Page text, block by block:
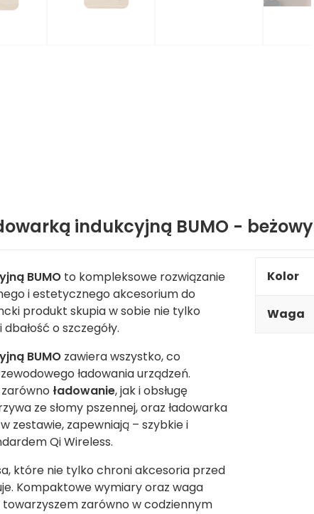
indukcyjną BUMO - beżowy
BUMO to kompleksowe rozwiązanie
i estetycznego akcesorium do
produkt skupia w sobie nie tylko
o szczegóły.
BUMO zawiera wszystko, co
ładowania urządzeń.
ładowanie, jak i obsługę
ze słomy pszennej, oraz ładowarka
zestawie, zapewniają – szybkie i
Qi Wireless.
które nie tylko chroni akcesoria przed
Kompaktowe wymiary oraz waga
zarówno w codziennym
Kolor
Waga